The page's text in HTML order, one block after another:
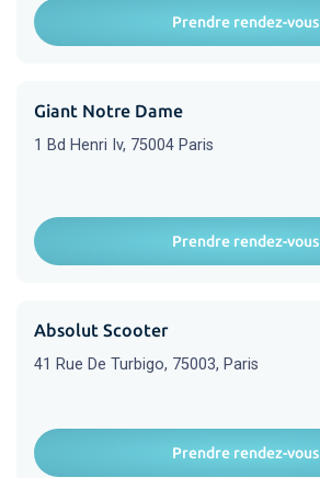
Prendre rendez-vous
Giant Notre Dame
1 Bd Henri Iv, 75004 Paris
Prendre rendez-vous
Absolut Scooter
41 Rue De Turbigo, 75003, Paris
Prendre rendez-vous